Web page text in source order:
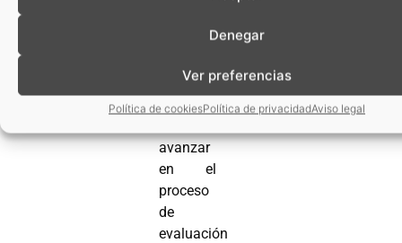
Denegar
Ver preferencias
Política de cookiesPolítica de privacidadAviso legal
demanda.
para ello
resulta
avanzar
en el
proceso
de
evaluación